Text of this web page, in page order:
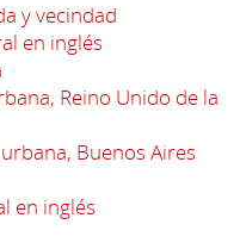
y vecindad
en inglés
Reino Unido de la
Buenos Aires
en inglés